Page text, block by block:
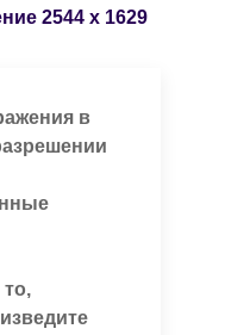
2544 x 1629
в